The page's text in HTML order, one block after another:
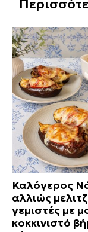
Καλόγερος
αλλιώς
γεμιστές με
κοκκινιστό